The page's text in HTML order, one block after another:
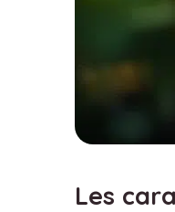
Les